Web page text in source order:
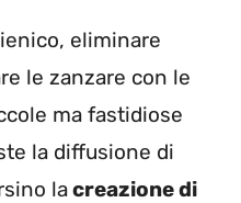
eliminare
le zanzare con le
ma fastidiose
la diffusione di
lacreazione di